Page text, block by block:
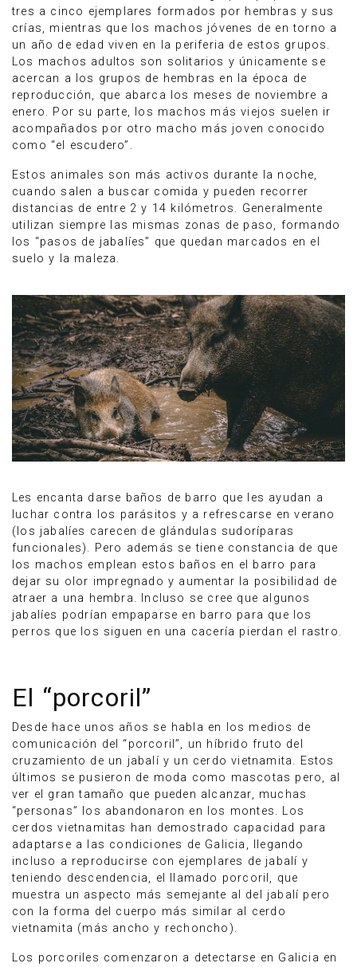
tres a cinco ejemplares formados por hembras y sus
crías, mientras que los machos jóvenes de en torno a
un año de edad viven en la periferia de estos grupos.
Los machos adultos son solitarios y únicamente se
acercan a los grupos de hembras en la época de
reproducción, que abarca los meses de noviembre a
enero. Por su parte, los machos más viejos suelen ir
acompañados por otro macho más joven conocido
como “el escudero”.
Estos animales son más activos durante la noche,
cuando salen a buscar comida y pueden recorrer
distancias de entre 2 y 14 kilómetros. Generalmente
utilizan siempre las mismas zonas de paso, formando
los “pasos de jabalíes” que quedan marcados en el
suelo y la maleza.
Les encanta darse baños de barro que les ayudan a
luchar contra los parásitos y a refrescarse en verano
(los jabalíes carecen de glándulas sudoríparas
funcionales). Pero además se tiene constancia de que
los machos emplean estos baños en el barro para
dejar su olor impregnado y aumentar la posibilidad de
atraer a una hembra. Incluso se cree que algunos
jabalíes podrían empaparse en barro para que los
perros que los siguen en una cacería pierdan el rastro.
El “porcoril”
Desde hace unos años se habla en los medios de
comunicación del “porcoril”, un híbrido fruto del
cruzamiento de un jabalí y un cerdo vietnamita. Estos
últimos se pusieron de moda como mascotas pero, al
ver el gran tamaño que pueden alcanzar, muchas
“personas” los abandonaron en los montes. Los
cerdos vietnamitas han demostrado capacidad para
adaptarse a las condiciones de Galicia, llegando
incluso a reproducirse con ejemplares de jabalí y
teniendo descendencia, el llamado porcoril, que
muestra un aspecto más semejante al del jabalí pero
con la forma del cuerpo más similar al cerdo
vietnamita (más ancho y rechoncho).
Los porcoriles comenzaron a detectarse en Galicia en